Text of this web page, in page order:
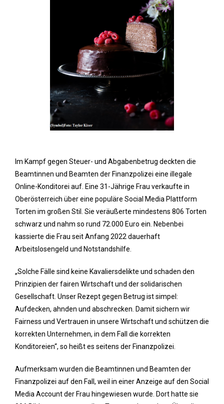
Im Kampf gegen Steuer- und Abgabenbetrug deckten die
Beamtinnen und Beamten der Finanzpolizei eine illegale
Online-Konditorei auf. Eine 31-Jährige Frau verkaufte in
Oberösterreich über eine populäre Social Media Plattform
Torten im großen Stil. Sie veräußerte mindestens 806 Torten
schwarz und nahm so rund 72.000 Euro ein. Nebenbei
kassierte die Frau seit Anfang 2022 dauerhaft
Arbeitslosengeld und Notstandshilfe.
„Solche Fälle sind keine Kavaliersdelikte und schaden den
Prinzipien der fairen Wirtschaft und der solidarischen
Gesellschaft. Unser Rezept gegen Betrug ist simpel:
Aufdecken, ahnden und abschrecken. Damit sichern wir
Fairness und Vertrauen in unsere Wirtschaft und schützen die
korrekten Unternehmen, in dem Fall die korrekten
Konditoreien“, so heißt es seitens der Finanzpolizei.
Aufmerksam wurden die Beamtinnen und Beamten der
Finanzpolizei auf den Fall, weil in einer Anzeige auf den Social
Media Account der Frau hingewiesen wurde. Dort hatte sie